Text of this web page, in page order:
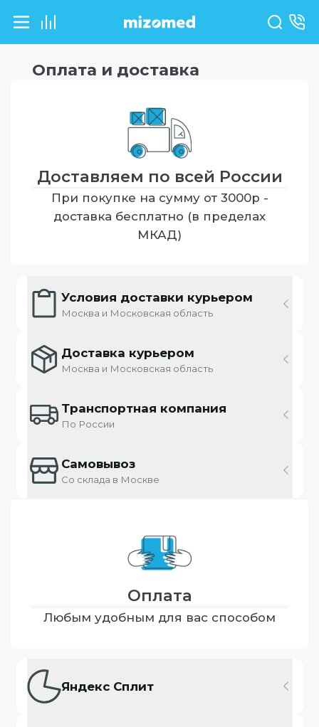
Оплата и доставка
Доставляем по всей России
При покупке на сумму от 3000р -
доставка бесплатно (в пределах
МКАД)
Условия доставки курьером
Москва и Московская область
Доставка курьером
Москва и Московская область
Транспортная компания
По России
Самовывоз
Со склада в Москве
Оплата
Любым удобным для вас способом
Яндекс Сплит